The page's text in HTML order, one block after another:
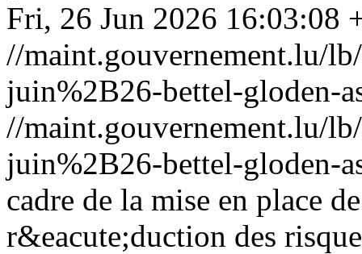
Fri, 26 Jun 2026 16:03:08
//maint.gouvernement.lu/
juin%2B26-bettel-gloden-
//maint.gouvernement.lu/
juin%2B26-bettel-gloden-
cadre de la mise en place
r&eacute;duction des